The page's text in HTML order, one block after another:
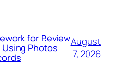
for Review
Using Photos
August
7, 2026